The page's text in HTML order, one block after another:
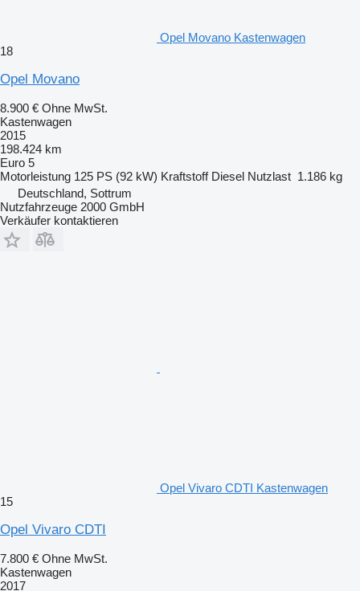
Opel Movano Kastenwagen
18
Opel Movano
8.900 € Ohne MwSt.
Kastenwagen
2015
198.424 km
Euro 5
Motorleistung 125 PS (92 kW) Kraftstoff Diesel Nutzlast 1.186 kg
Deutschland, Sottrum
Nutzfahrzeuge 2000 GmbH
Verkäufer kontaktieren
Opel Vivaro CDTI Kastenwagen
15
Opel Vivaro CDTI
7.800 € Ohne MwSt.
Kastenwagen
2017